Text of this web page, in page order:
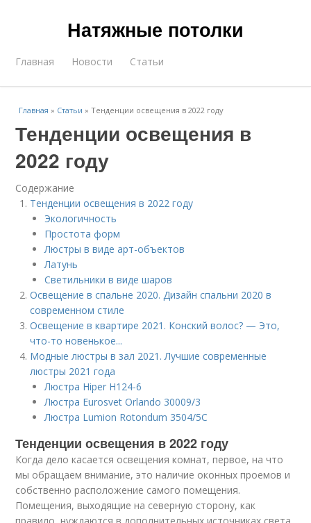
Натяжные потолки
Главная Новости Статьи
Главная » Статьи »Тенденции освещения в 2022 году
Тенденции освещения в
2022 году
Содержание
Тенденции освещения в 2022 году
Экологичность
Простота форм
Люстры в виде арт-объектов
Латунь
Светильники в виде шаров
Освещение в спальне 2020. Дизайн спальни 2020 в
современном стиле
Освещение в квартире 2021. Конский волос? — Это,
что-то новенькое...
Модные люстры в зал 2021. Лучшие современные
люстры 2021 года
Люстра Hiper H124-6
Люстра Eurosvet Orlando 30009/3
Люстра Lumion Rotondum 3504/5C
Тенденции освещения в 2022 году
Когда дело касается освещения комнат, первое, на что
мы обращаем внимание, это наличие оконных проемов и
собственно расположение самого помещения.
Помещения, выходящие на северную сторону, как